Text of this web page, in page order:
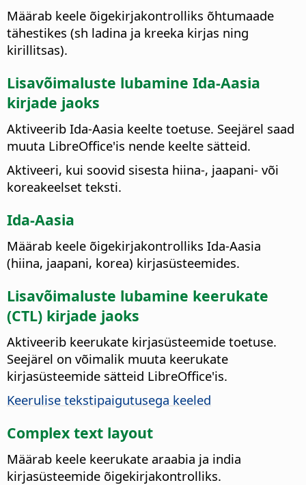
Määrab keele õigekirjakontrolliks õhtumaade
tähestikes (sh ladina ja kreeka kirjas ning
kirillitsas).
Lisavõimaluste lubamine Ida-Aasia
kirjade jaoks
Aktiveerib Ida-Aasia keelte toetuse. Seejärel saad
muuta LibreOffice'is nende keelte sätteid.
Aktiveeri, kui soovid sisesta hiina-, jaapani- või
koreakeelset teksti.
Ida-Aasia
Määrab keele õigekirjakontrolliks Ida-Aasia
(hiina, jaapani, korea) kirjasüsteemides.
Lisavõimaluste lubamine keerukate
(CTL) kirjade jaoks
Aktiveerib keerukate kirjasüsteemide toetuse.
Seejärel on võimalik muuta keerukate
kirjasüsteemide sätteid LibreOffice'is.
Keerulise tekstipaigutusega keeled
Complex text layout
Määrab keele keerukate araabia ja india
kirjasüsteemide õigekirjakontrolliks.